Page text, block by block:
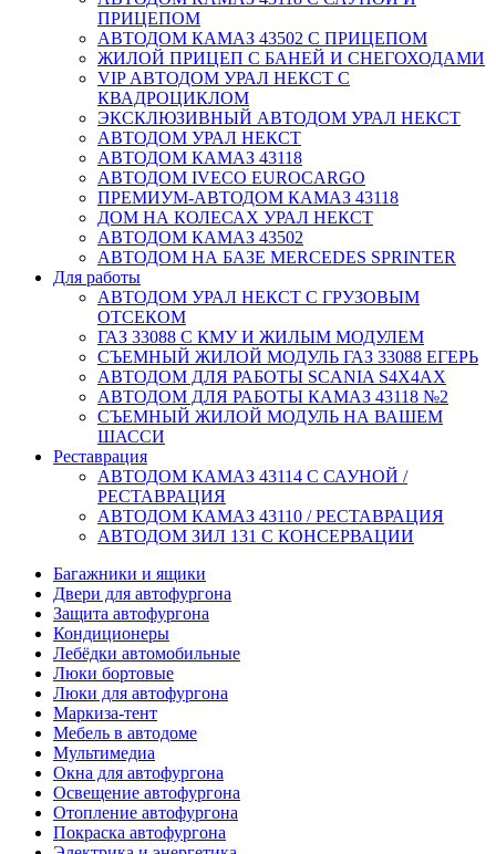
ПРИЦЕПОМ
АВТОДОМ КАМАЗ 43502 С ПРИЦЕПОМ
ЖИЛОЙ ПРИЦЕП С БАНЕЙ И СНЕГОХОДАМИ
VIP АВТОДОМ УРАЛ НЕКСТ С
КВАДРОЦИКЛОМ
ЭКСКЛЮЗИВНЫЙ АВТОДОМ УРАЛ НЕКСТ
АВТОДОМ УРАЛ НЕКСТ
АВТОДОМ КАМАЗ 43118
АВТОДОМ IVECO EUROCARGO
ПРЕМИУМ-АВТОДОМ КАМАЗ 43118
ДОМ НА КОЛЕСАХ УРАЛ НЕКСТ
АВТОДОМ КАМАЗ 43502
АВТОДОМ НА БАЗЕ MERCEDES SPRINTER
Для работы
АВТОДОМ УРАЛ НЕКСТ С ГРУЗОВЫМ
ОТСЕКОМ
ГАЗ 33088 С КМУ И ЖИЛЫМ МОДУЛЕМ
СЪЕМНЫЙ ЖИЛОЙ МОДУЛЬ ГАЗ 33088 ЕГЕРЬ
АВТОДОМ ДЛЯ РАБОТЫ SCANIA S4X4AX
АВТОДОМ ДЛЯ РАБОТЫ КАМАЗ 43118 №2
СЪЕМНЫЙ ЖИЛОЙ МОДУЛЬ НА ВАШЕМ
ШАССИ
Реставрация
АВТОДОМ КАМАЗ 43114 С САУНОЙ /
РЕСТАВРАЦИЯ
АВТОДОМ КАМАЗ 43110 / РЕСТАВРАЦИЯ
АВТОДОМ ЗИЛ 131 С КОНСЕРВАЦИИ
Багажники и ящики
Двери для автофургона
Защита автофургона
Кондиционеры
Лебёдки автомобильные
Люки бортовые
Люки для автофургона
Маркиза-тент
Мебель в автодоме
Мультимедиа
Окна для автофургона
Освещение автофургона
Отопление автофургона
Покраска автофургона